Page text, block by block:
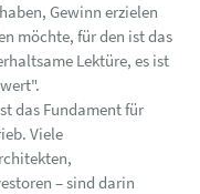
Gewinn erzielen
möchte, für den ist das
Lektüre, es ist
das Fundament für
Viele
– sind darin